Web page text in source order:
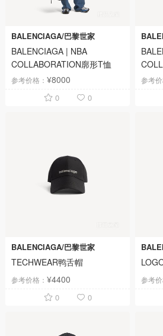
BALENCIAGA/巴黎世家
BALENCIAGA | NBA
COLLABORATION廓形T恤
参考价格： ¥8000
0 0
参考
BALENCIAGA/巴黎世家
TECHWEAR鸭舌帽
参考价格： ¥4400
0 0
参考